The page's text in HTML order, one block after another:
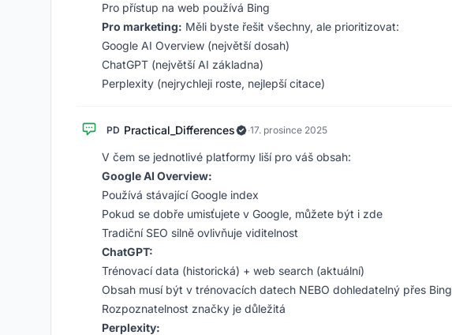
Pro přístup na web používá Bing
Pro marketing: Měli byste řešit všechny, ale prioritizovat:
Google AI Overview (největší dosah)
ChatGPT (největší AI základna)
Perplexity (nejrychleji roste, nejlepší citace)
PD Practical_Differences ·17. prosince 2025
V čem se jednotlivé platformy liší pro váš obsah:
Google AI Overview:
Používá stávající Google index
Pokud se dobře umisťujete v Google, můžete být i zde
Tradiční SEO silně ovlivňuje viditelnost
ChatGPT:
Trénovací data (historická) + web search (aktuální)
Obsah musí být v trénovacích datech NEBO dohledatelný přes Bing
Rozpoznatelnost značky je důležitá
Perplexity: